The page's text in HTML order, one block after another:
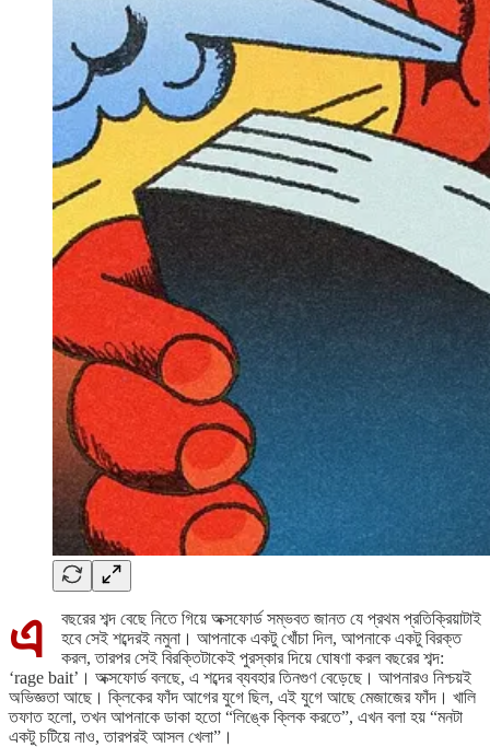
এ
বছরের শব্দ বেছে নিতে গিয়ে অক্সফোর্ড সম্ভবত জানত যে প্রথম প্রতিক্রিয়াটাই
হবে সেই শব্দেরই নমুনা। আপনাকে একটু খোঁচা দিল, আপনাকে একটু বিরক্ত
করল, তারপর সেই বিরক্তিটাকেই পুরস্কার দিয়ে ঘোষণা করল বছরের শব্দ:
‘rage bait’। অক্সফোর্ড বলছে, এ শব্দের ব্যবহার তিনগুণ বেড়েছে। আপনারও নিশ্চয়ই
অভিজ্ঞতা আছে। ক্লিকের ফাঁদ আগের যুগে ছিল, এই যুগে আছে মেজাজের ফাঁদ। খালি
তফাত হলো, তখন আপনাকে ডাকা হতো “লিঙ্কে ক্লিক করতে”, এখন বলা হয় “মনটা
একটু চটিয়ে নাও, তারপরই আসল খেলা”।